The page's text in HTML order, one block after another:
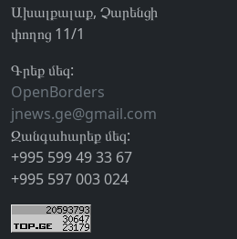
Ախալքալաք, Չարենցի
փողոց 11/1
Գրեք մեզ:
OpenBorders
jnews.ge@gmail.com
Զանգահարեք մեզ:
+995 599 49 33 67
+995 597 003 024